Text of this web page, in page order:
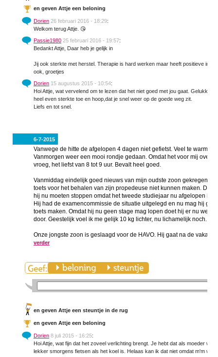
en geven Attje een beloning
Dorien 26 februari 2016 - 18:29:
Welkom terug Attje. 😘
Passie1980 25 februari 2016 - 19:57:
Bedankt Attje, Daar heb je gelijk in
Jij ook sterkte met herstel. Therapie is hard werken maar heeft positieve
ook, groetjes
Dorien 15 augustus 2015 - 10:54:
Hoi Attje, wat vervelend om te lezen dat het niet goed met jou gaat. Gelukkig
heel even sterkte toe en hoop,dat je snel weer op de goede weg zit.
Liefs en tot snel.
6-7-2015
Vanwege de hitte de afgelopen 4 dagen niet gefietst. Veel te warm!!
Vanmorgen weer een mooi rondje gedaan. Omdat het voor mij
vroeg, het liefst van 8 tot 9 uur. Bevalt heel goed.
Vanmiddag eindelijk goed nieuws van mijn oudste zoon gekregen.
toets voor het behalen van zijn propedeuse niet kunnen maken. De
hij nu moeten stoppen omdat het tweede studiejaar nu afgelopen is
Hij had de examencommissie de situatie uitgelegd en nu mag hij
toets maken. Omdat hij nu geen stage mag lopen doet hij er nu wel
door. Geestelijk voel ik me gelijk 10 kg lichter, nu lichamelijk noch.
Onze jongste zoon is geslaagd voor de HAVO. Hij gaat na de
verder
en geven Attje een steuntje in de rug
en geven Attje een beloning
Dorien 8 juli 2015 - 16:25:
Hoi Attje, wat fijn dat het zoveel verlichting brengt. Je hebt dat als moeder
lekker smorgens fietsen als het koel is. Helaas kan ik dat niet omdat m'm